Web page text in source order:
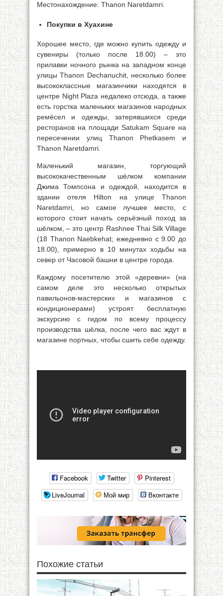
Местонахождение: Thanon Naretdamri.
Покупки в Хуахине
Хорошее место, где можно купить одежду и
сувениры (только после 18.00) – это
прилавки ночного рынка на западном конце
улицы Thanon Dechanuchit, несколько более
высококлассные магазинчики находятся в
центре Night Plaza недалеко отсюда, а также
есть горстка маленьких магазинов народных
ремёсел и одежды, затерявшихся среди
ресторанов на площади Satukam Square на
пересечении улиц Thanon Phetkasem и
Thanon Naretdamri.
Маленький магазин, торгующий
высококачественным шёлком компании
Джима Томпсона и одеждой, находится в
здании отеля Hilton на улице Thanon
Naretdamri, но самое лучшее место, с
которого стоит начать серьёзный поход за
шёлком, – это центр Rashnee Thai Silk Village
(18 Thanon Naebkehat; ежедневно с 9.00 до
18.00), примерно в 10 минутах ходьбы на
север от Часовой башни в центре города.
Каждому посетителю этой «деревни» (на
самом деле это несколько открытых
павильонов-мастерских и магазинов с
кондиционерами) устроят бесплатную
экскурсию с гидом по всему процессу
производства шёлка, после чего вас ждут в
магазине портных, чтобы сшить себе одежду.
Facebook Twitter
Pinterest
LiveJournal
Мой мир Вконтакте
Похожие статьи